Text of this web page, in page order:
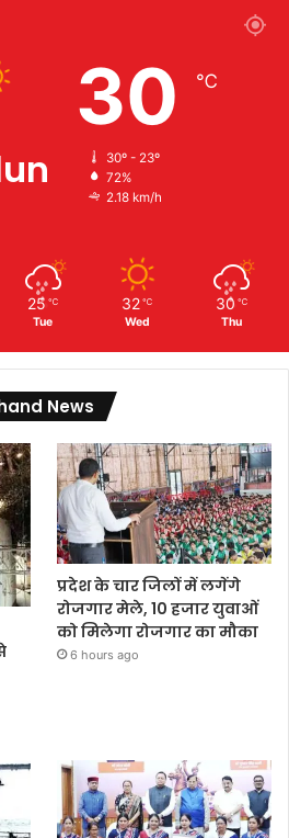
30 ℃
30º - 23º
72%
2.18 km/h
25 ℃
Tue
32 ℃
Wed
30 ℃
Thu
News
प्रदेश के चार जिलों में लगेंगे
रोजगार मेले, 10 हजार युवाओं
को मिलेगा रोजगार का मौका
6 hours ago